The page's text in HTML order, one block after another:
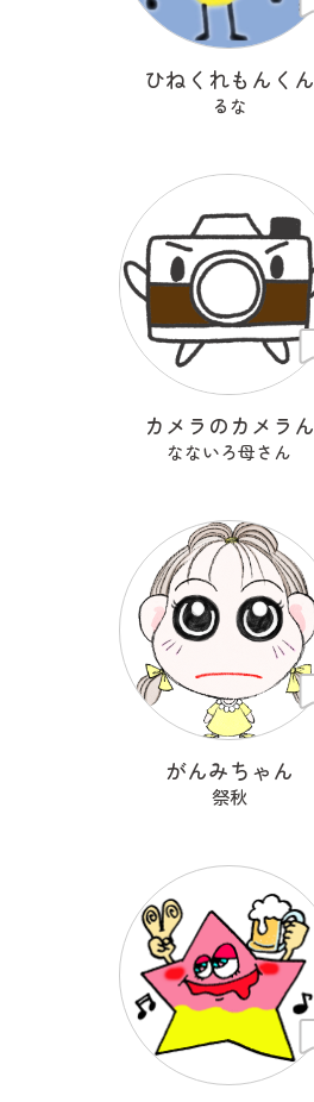
ひねくれもんくん
るな
カメラのカメラん
なないろ母さん
がんみちゃん
祭秋